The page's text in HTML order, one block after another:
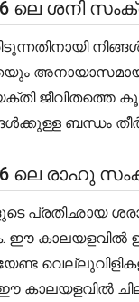
ലെ ശനി
ജീവിതത്തെ
ബന്ധം
ലെ രാഹു
പ്രതിഛായ
ഈ കാലയളവിൽ
ചില